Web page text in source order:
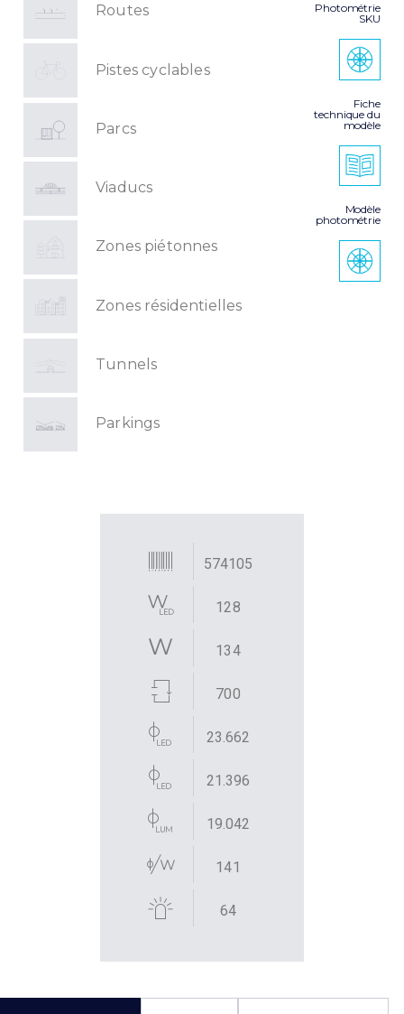
Routes
Pistes cyclables
Parcs
Viaducs
Zones piétonnes
Zones résidentielles
Tunnels
Parkings
Photométrie
SKU
Fiche
technique du
modèle
Modèle
photométrie
574105
128
134
700
23.662
21.396
19.042
141
64